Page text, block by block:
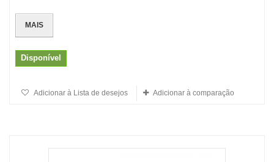
MAIS
Disponível
Adicionar à Lista de desejos Adicionar à comparação